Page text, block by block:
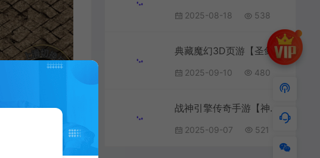
2025-08-18 538
典藏魔幻3D页游【圣剑神域】最新整理WIN系服务端+管理后台+GM充值后台+详细外网教程
2025-09-10 480
2025-09-07 521